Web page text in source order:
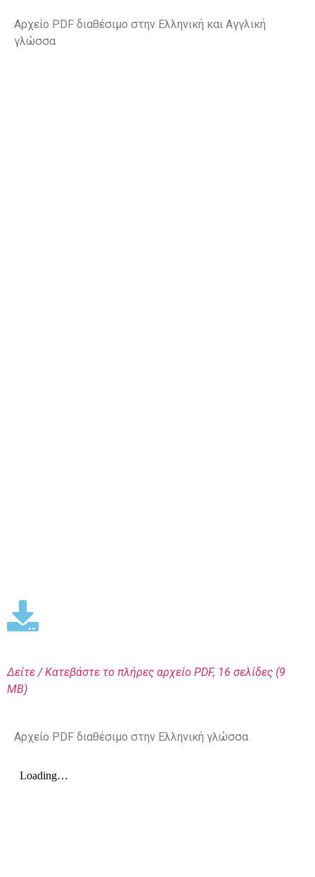
Αρχείο PDF διαθέσιμο στην Ελληνική και Αγγλική
γλώσσα
Δείτε / Κατεβάστε το πλήρες αρχείο PDF, 16 σελίδες (9
MΒ)
Αρχείο PDF διαθέσιμο στην Ελληνική γλώσσα